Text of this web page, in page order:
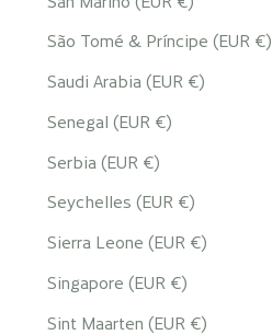
São Tomé & Príncipe (EUR €)
Saudi Arabia (EUR €)
Senegal (EUR €)
Serbia (EUR €)
Seychelles (EUR €)
Sierra Leone (EUR €)
Singapore (EUR €)
Sint Maarten (EUR €)